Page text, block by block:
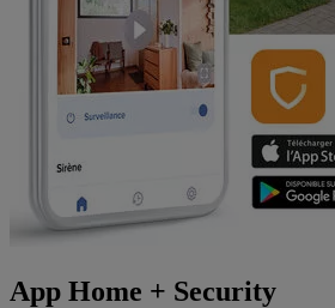
App Home + Security